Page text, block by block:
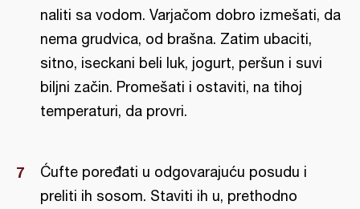
naliti sa vodom. Varjačom dobro izmešati, da
nema grudvica, od brašna. Zatim ubaciti,
sitno, iseckani beli luk, jogurt, peršun i suvi
biljni začin. Promešati i ostaviti, na tihoj
temperaturi, da provri.
Ćufte poređati u odgovarajuću posudu i
preliti ih sosom. Staviti ih u, prethodno